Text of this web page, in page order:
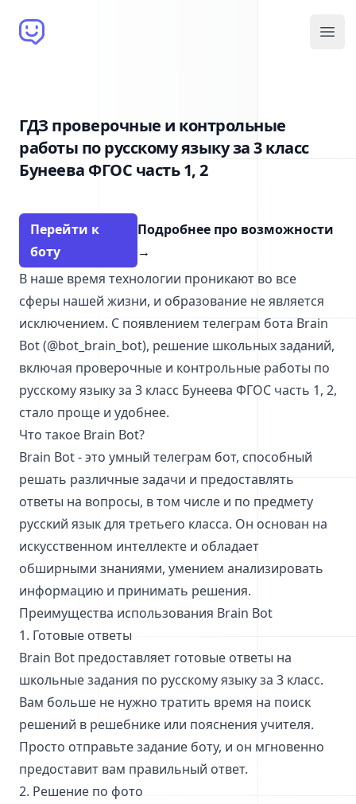
Brain Bot
ГДЗ проверочные и контрольные
работы по русскому языку за 3 класс
Бунеева ФГОС часть 1, 2
Перейти к
боту
Подробнее про возможности
→
В наше время технологии проникают во все
сферы нашей жизни, и образование не является
исключением. С появлением телеграм бота Brain
Bot (@bot_brain_bot), решение школьных заданий,
включая проверочные и контрольные работы по
русскому языку за 3 класс Бунеева ФГОС часть 1, 2,
стало проще и удобнее.
Что такое Brain Bot?
Brain Bot - это умный телеграм бот, способный
решать различные задачи и предоставлять
ответы на вопросы, в том числе и по предмету
русский язык для третьего класса. Он основан на
искусственном интеллекте и обладает
обширными знаниями, умением анализировать
информацию и принимать решения.
Преимущества использования Brain Bot
1. Готовые ответы
Brain Bot предоставляет готовые ответы на
школьные задания по русскому языку за 3 класс.
Вам больше не нужно тратить время на поиск
решений в решебнике или пояснения учителя.
Просто отправьте задание боту, и он мгновенно
предоставит вам правильный ответ.
2. Решение по фото